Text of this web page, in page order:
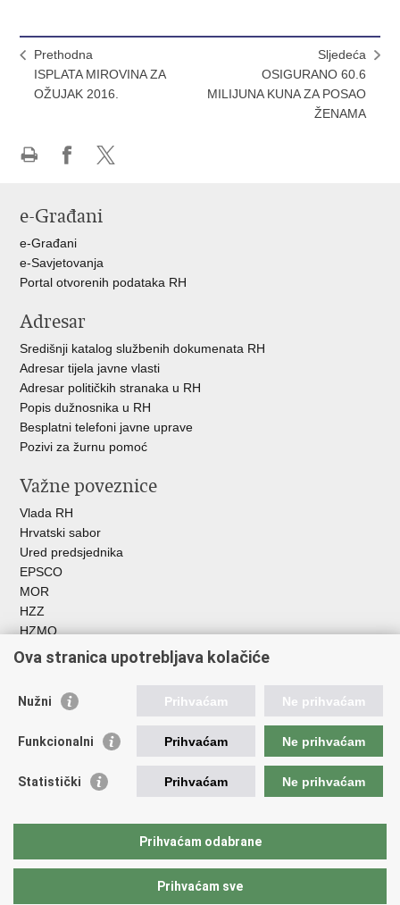
Prethodna
ISPLATA MIROVINA ZA
OŽUJAK 2016.
Sljedeća
OSIGURANO 60.6
MILIJUNA KUNA ZA POSAO
ŽENAMA
Facebooku
X-
e-Građani
e-Građani
e-Savjetovanja
Portal otvorenih podataka RH
Adresar
Središnji katalog službenih dokumenata RH
Adresar tijela javne vlasti
Adresar političkih stranaka u RH
Popis dužnosnika u RH
Besplatni telefoni javne uprave
Pozivi za žurnu pomoć
Važne poveznice
Vlada RH
Hrvatski sabor
Ured predsjednika
EPSCO
MOR
HZZ
HZMO
REGOS
Hrvatski zavod za socijalni rad
Akademija socijalne skrbi - ASOSK
Obiteljski centar
AORT
FEAD
HR PRES 2020
Ova stranica upotrebljava kolačiće
Nužni Prihvaćam Ne prihvaćam
Funkcionalni Prihvaćam Ne prihvaćam
Statistički Prihvaćam Ne prihvaćam
Prihvaćam odabrane
Prihvaćam sve